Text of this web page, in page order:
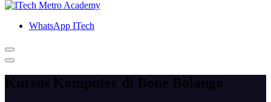
WhatsApp ITech
Kursus Komputer di Bone Bolango